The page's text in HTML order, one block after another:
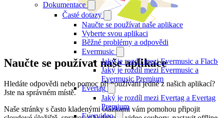
Dokumentace
Časté dotazy
Naučte se používat naše aplikace
Vyberte svou aplikaci
Běžné problémy a odpovědi
Evermusic
Jaký je rozdíl mezi Evermusic a
Jaký je rozdíl mezi Evermusic a
Evermusic Premium
Evertag
Jaký je rozdíl mezi Evertag a Evertag
Premium
Evervideo
Naučte se používat naše aplikace
Hledáte odpovědi nebo pomoc při používání jedné z našich aplikací?
Jste na správném místě.
Naše stránky s často kladenými otázkami vám pomohou připojit